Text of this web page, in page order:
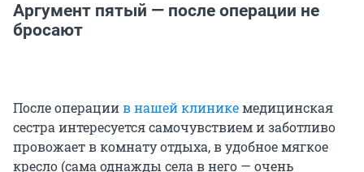
Аргумент пятый — после операции не
бросают
После операциив нашей клиникемедицинская
сестра интересуется самочувствием и заботливо
провожает в комнату отдыха, в удобное мягкое
кресло (сама однажды села в него — очень